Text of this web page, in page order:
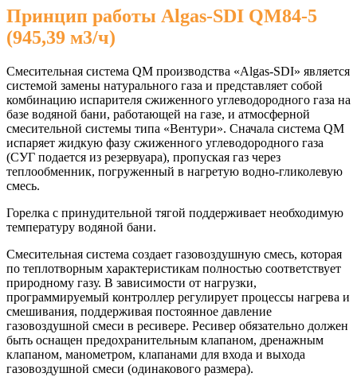
Принцип работы Algas-SDI QM84-5
(945,39 м3/ч)
Смесительная система QM производства «Algas-SDI» является
системой замены натурального газа и представляет собой
комбинацию испарителя сжиженного углеводородного газа на
базе водяной бани, работающей на газе, и атмосферной
смесительной системы типа «Вентури». Сначала система QM
испаряет жидкую фазу сжиженного углеводородного газа
(СУГ подается из резервуара), пропуская газ через
теплообменник, погруженный в нагретую водно-гликолевую
смесь.
Горелка с принудительной тягой поддерживает необходимую
температуру водяной бани.
Смесительная система создает газовоздушную смесь, которая
по теплотворным характеристикам полностью соответствует
природному газу. В зависимости от нагрузки,
программируемый контроллер регулирует процессы нагрева и
смешивания, поддерживая постоянное давление
газовоздушной смеси в ресивере. Ресивер обязательно должен
быть оснащен предохранительным клапаном, дренажным
клапаном, манометром, клапанами для входа и выхода
газовоздушной смеси (одинакового размера).